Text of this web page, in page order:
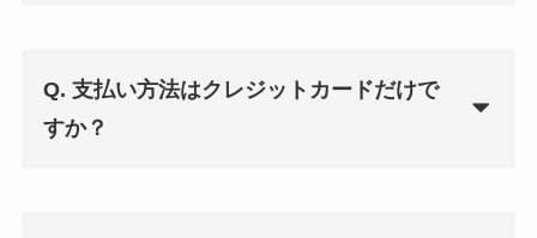
Q. 支払い方法はクレジットカードだけで
すか？